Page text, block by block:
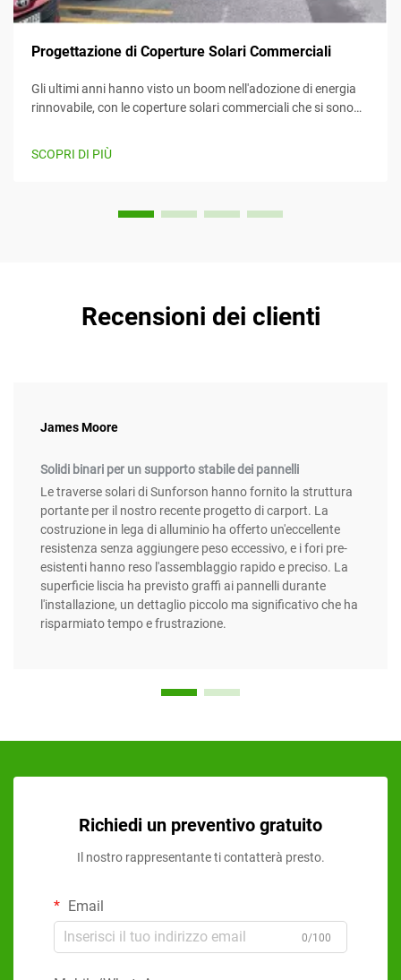
Progettazione di Coperture Solari Commerciali
Gli ultimi anni hanno visto un boom nell'adozione di energia
rinnovabile, con le coperture solari commerciali che si sono
l'energia solare mentre forniscono contemporaneamente
SCOPRI DI PIÙ
Recensioni dei clienti
James Moore
Solidi binari per un supporto stabile dei pannelli
Le traverse solari di Sunforson hanno fornito la struttura
portante per il nostro recente progetto di carport. La
costruzione in lega di alluminio ha offerto un'eccellente
resistenza senza aggiungere peso eccessivo, e i fori pre-
esistenti hanno reso l'assemblaggio rapido e preciso. La
superficie liscia ha previsto graffi ai pannelli durante
l'installazione, un dettaglio piccolo ma significativo che ha
risparmiato tempo e frustrazione.
Richiedi un preventivo gratuito
Il nostro rappresentante ti contatterà presto.
Email
0/100